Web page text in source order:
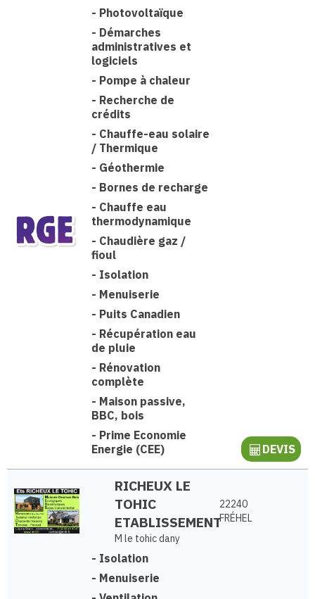
- Photovoltaïque
- Démarches
administratives et
logiciels
- Pompe à chaleur
- Recherche de
crédits
- Chauffe-eau solaire
/ Thermique
- Géothermie
- Bornes de recharge
- Chauffe eau
thermodynamique
- Chaudière gaz /
fioul
- Isolation
- Menuiserie
- Puits Canadien
- Récupération eau
de pluie
- Rénovation
complète
- Maison passive,
BBC, bois
- Prime Economie
Energie (CEE)
DEVIS
RICHEUX LE
TOHIC
ETABLISSEMENT
M le tohic dany
22240
FRÉHEL
- Isolation
- Menuiserie